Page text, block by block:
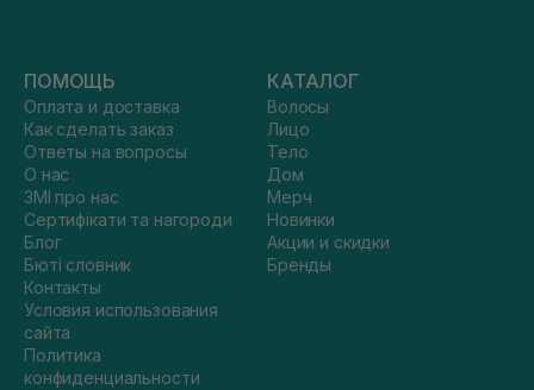
ПОМОЩЬ
Оплата и доставка
Как сделать заказ
Ответы на вопросы
О нас
ЗМІ про нас
Сертифікати та нагороди
Блог
Бюті словник
Контакты
Условия использования
сайта
Политика
конфиденциальности
КАТАЛОГ
Волосы
Лицо
Тело
Дом
Мерч
Новинки
Акции и скидки
Бренды